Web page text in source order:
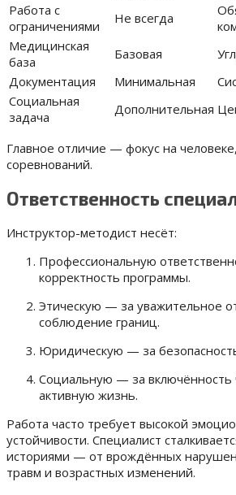
Работа с
ограничениями
Не всегда
Медицинская
база
Базовая
Документация
Минимальная
Социальная
задача
Дополнительная
Главное отличие — фокус на
соревнований.
Ответственность
Инструктор-методист несёт:
Профессиональную
корректность программы.
Этическую — за уважительное
соблюдение границ.
Юридическую — за
Социальную — за включённость
активную жизнь.
Работа часто требует высокой
устойчивости. Специалист
историями — от врождённых
травм и возрастных изменений.